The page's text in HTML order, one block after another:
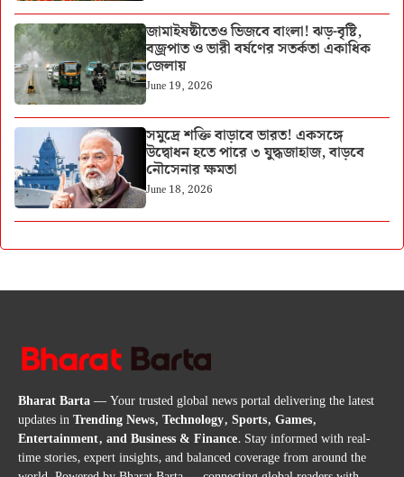
জামাইষষ্ঠীতেও ভিজবে বাংলা! ঝড়-বৃষ্টি,
বজ্রপাত ও ভারী বর্ষণের সতর্কতা একাধিক
জেলায়
June 19, 2026
সমুদ্রে শক্তি বাড়াবে ভারত! একসঙ্গে
উদ্বোধন হতে পারে ৩ যুদ্ধজাহাজ, বাড়বে
নৌসেনার ক্ষমতা
June 18, 2026
Bharat Barta— Your trusted global news portal delivering the latest
updates inTrending News, Technology, Sports, Games,
Entertainment, and Business & Finance. Stay informed with real-
time stories, expert insights, and balanced coverage from around the